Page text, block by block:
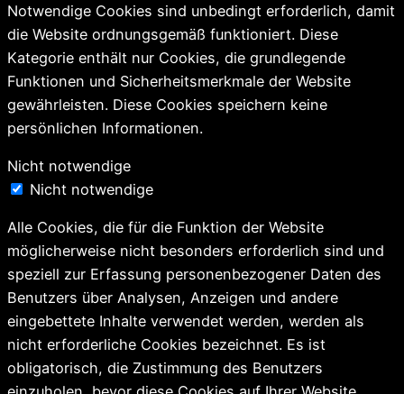
Notwendige Cookies sind unbedingt erforderlich, damit
die Website ordnungsgemäß funktioniert. Diese
Kategorie enthält nur Cookies, die grundlegende
Funktionen und Sicherheitsmerkmale der Website
gewährleisten. Diese Cookies speichern keine
persönlichen Informationen.
Nicht notwendige
Nicht notwendige
Alle Cookies, die für die Funktion der Website
möglicherweise nicht besonders erforderlich sind und
speziell zur Erfassung personenbezogener Daten des
Benutzers über Analysen, Anzeigen und andere
eingebettete Inhalte verwendet werden, werden als
nicht erforderliche Cookies bezeichnet. Es ist
obligatorisch, die Zustimmung des Benutzers